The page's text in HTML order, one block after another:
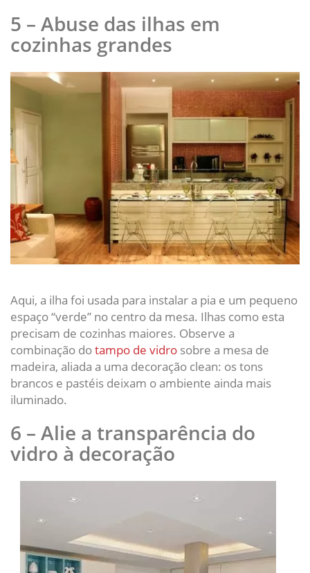
5 – Abuse das ilhas em
cozinhas grandes
Aqui, a ilha foi usada para instalar a pia e um pequeno
espaço “verde” no centro da mesa. Ilhas como esta
precisam de cozinhas maiores. Observe a
combinação dotampo de vidro sobre a mesa de
madeira, aliada a uma decoração clean: os tons
brancos e pastéis deixam o ambiente ainda mais
iluminado.
6 – Alie a transparência do
vidro à decoração